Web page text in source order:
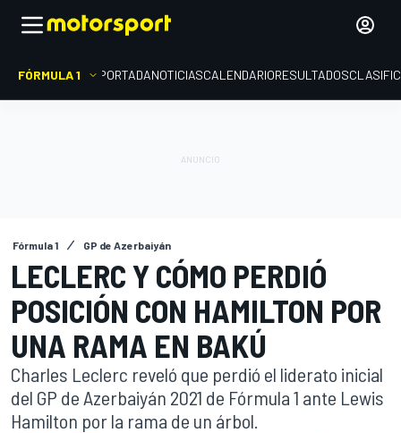
FÓRMULA 1 PORTADANOTICIASCALENDARIORESULTADOS
Fórmula 1 GP de Azerbaiyán
LECLERC Y CÓMO PERDIÓ
POSICIÓN CON HAMILTON POR
UNA RAMA EN BAKÚ
Charles Leclerc reveló que perdió el liderato inicial
del GP de Azerbaiyán 2021 de Fórmula 1 ante Lewis
Hamilton por la rama de un árbol.